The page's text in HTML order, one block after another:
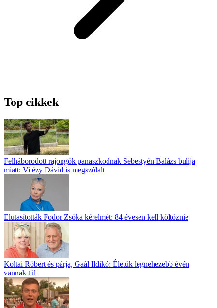
Top cikkek
Felháborodott rajongók panaszkodnak Sebestyén Balázs bulija
miatt: Vitézy Dávid is megszólalt
Elutasították Fodor Zsóka kérelmét: 84 évesen kell költöznie
Koltai Róbert és párja, Gaál Ildikó: Életük legnehezebb évén
vannak túl